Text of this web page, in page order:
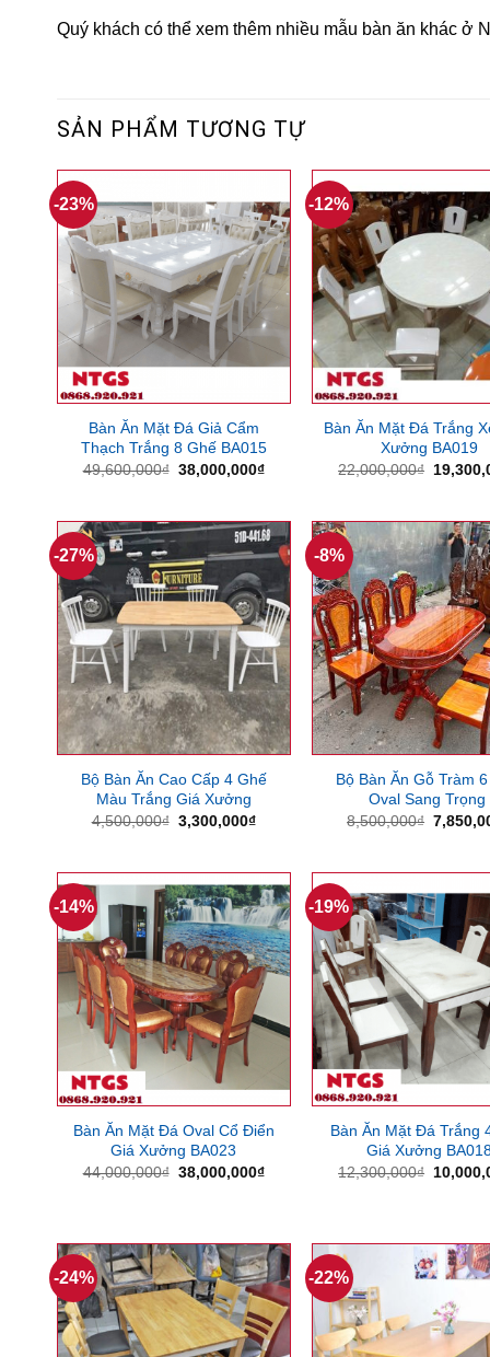
Quý khách có thể xem thêm nhiều mẫu bàn ăn khác ở
SẢN PHẨM TƯƠNG TỰ
-23%
Bàn Ăn Mặt Đá Giả Cẩm
Thạch Trắng 8 Ghế BA015
49,600,000₫ Giá
38,000,000₫Giá
38,000,000₫.
-12%
Bàn Ăn Mặt Đá Trắng
Xưởng BA019
22,000,000₫ Giá
-27%
Bộ Bàn Ăn Cao Cấp 4 Ghế
Màu Trắng Giá Xưởng
4,500,000₫ Giá
3,300,000₫Giá
3,300,000₫.
-8%
Bộ Bàn Ăn Gỗ Tràm
Oval Sang Trọng
8,500,000₫ Giá
-14%
Bàn Ăn Mặt Đá Oval Cổ Điển
Giá Xưởng BA023
44,000,000₫ Giá
38,000,000₫Giá
-19%
Bàn Ăn Mặt Đá Trắng
Giá Xưởng
12,300,000₫ Giá
-24% -22%